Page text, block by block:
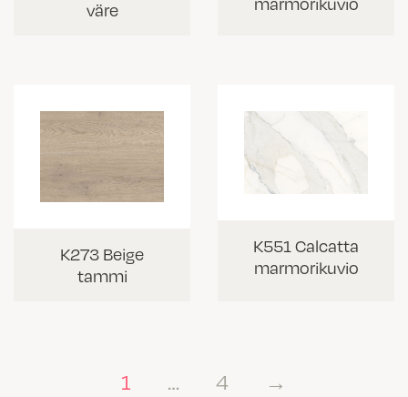
väre
K273 Beige
tammi
K551 Calcatta
marmorikuvio
1 … 4 →